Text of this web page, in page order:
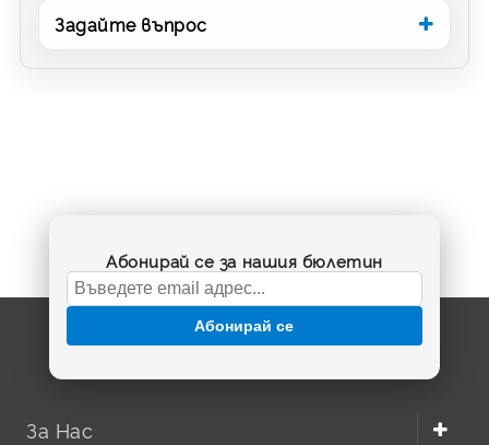
Задайте въпрос
Абонирай се за нашия бюлетин
Абонирай се
За Нас